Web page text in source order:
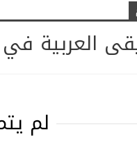
العربية في
لم